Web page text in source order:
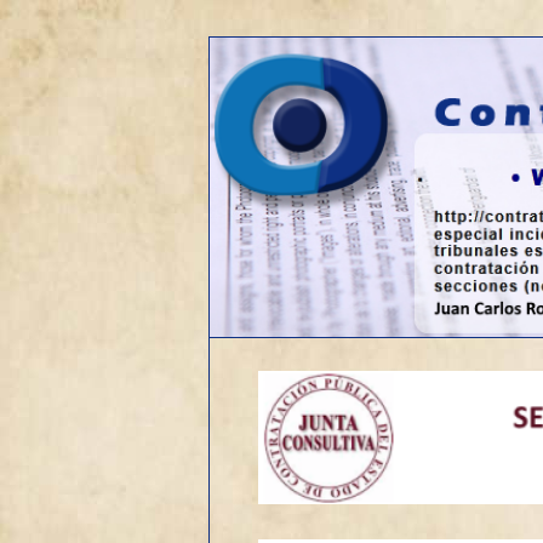
Contrato de
Web sobre contratación pública
Ir
al
contenido